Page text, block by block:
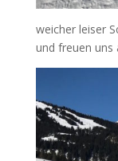
weicher leiser
und freuen uns